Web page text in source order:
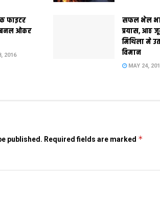
फाइटर
बनल ओकर
2016
सफल भेल
प्रयास, आठ
मिथिला मे
विमान
MAY 24,
published. Required fields are marked *